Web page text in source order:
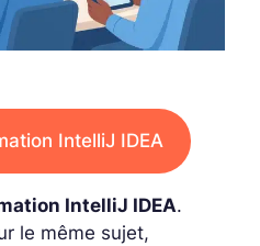
IntelliJ IDEA
IntelliJ IDEA.
le même sujet,